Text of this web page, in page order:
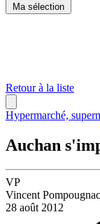
Ma sélection
Retour à la liste
Hypermarché,
Auchan
VP
Vincent Pompougnac
28 août 2012